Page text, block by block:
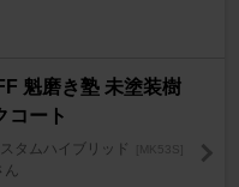
魁磨き塾 未塗装樹
コート
タムハイブリッド [MK53S]